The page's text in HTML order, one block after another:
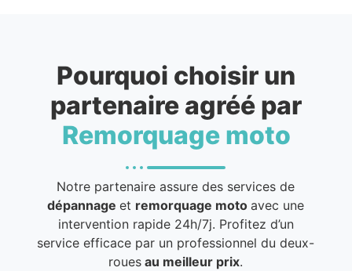
Pourquoi choisir un
partenaire agréé par
Remorquage moto
Notre partenaire assure des services de
dépannageet remorquage motoavec une
intervention rapide 24h/7j. Profitez d’un
service efficace par un professionnel du deux-
roues au meilleur prix.